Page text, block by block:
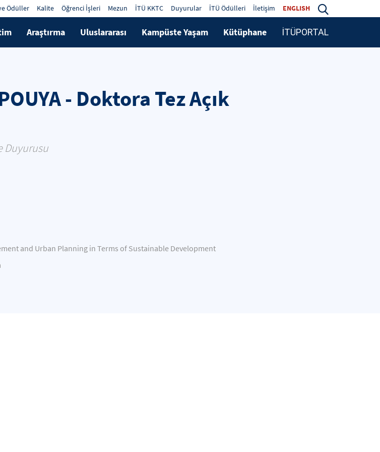
Ödüller Kalite Öğrenci İşleri Mezun İTÜ KKTC Duyurular İTÜ Ödülleri İletişim ENGLISH
Araştırma Uluslararası Kampüste Yaşam Kütüphane İTÜPORTAL
- Doktora Tez Açık
Duyurusu
and Urban Planning in Terms of Sustainable Development